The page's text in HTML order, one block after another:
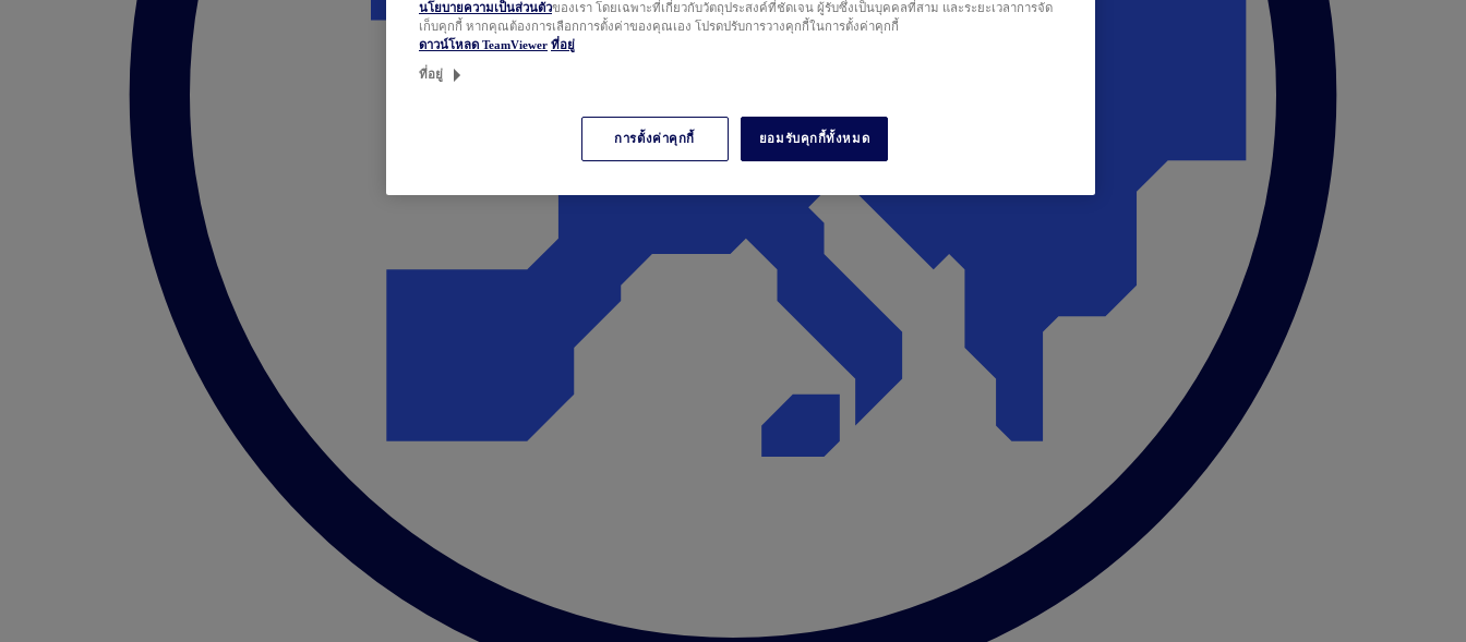
นโยบายความเป็นส่วนตัวของเรา โดยเฉพาะที่เกี่ยวกับวัตถุประสงค์ที่ชัดเจน ผู้รับซึ่งเป็นบุคคลที่สาม และระยะเวลาการจัด
เก็บคุกกี้ หากคุณต้องการเลือกการตั้งค่าของคุณเอง โปรดปรับการวางคุกกี้ในการตั้งค่าคุกกี้
ดาวน์โหลด TeamViewer ที่อยู่
ที่อยู่
การตั้งค่าคุกกี้ ยอมรับคุกกี้ทั้งหมด